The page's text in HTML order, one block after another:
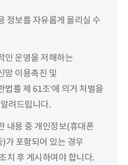
정보를 자유롭게 올리실 수
인 운영을 저해하는
망 이용촉진 및
법률 제 61조’에 의거 처벌을
려드립니다.
내용 중 개인정보(휴대폰
)가 포함되어 있는 경우
치 후 게시하여야 합니다.